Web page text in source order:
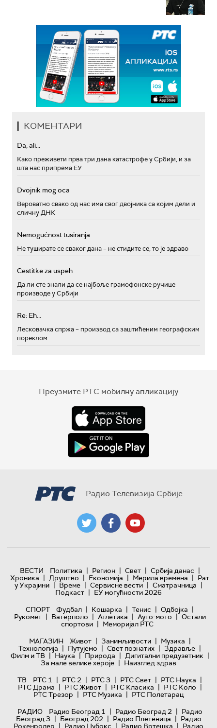
КОМЕНТАРИ
Da, ali...
Како преживети прва три дана катастрофе у Србији, и за
шта нас припрема ЕУ
Dvojnik mog oca
Вероватно свако од нас има свог двојника са којим дели и
сличну ДНК
Nemogućnost tusiranja
Не туширате се сваког дана – не стидите се, то је здраво
Cestitke za uspeh
Да ли сте знали да се најбоље грамофонске ручице
производе у Србији
Re: Eh...
Лесковачка спржа – производ са заштићеним географским
пореклом
Преузмите РТС мобилну апликацију
Радио Телевизија Србије
ВЕСТИ Политика | Регион | Свет | Србија данас |
Хроника | Друштво | Економија | Мерила времена | Рат
у Украјини | Време | Сервисне вести | Сматрачница |
Подкаст | ЕУ могућности 2026
СПОРТ
Фудбал | Кошарка | Тенис | Одбојка |
Рукомет | Ватерполо | Атлетика | Ауто-мото | Остали
спортови | Меморијал РТС
МАГАЗИН
Живот | Занимљивости | Музика |
Технологијa | Путујемо | Свет познатих | Здравље |
Филм и ТВ | Наука | Природа | Дигитални предузетник |
За мале велике хероје | Наизглед здрав
ТВ
РТС 1 | РТС 2 | РТС 3 | РТС Свет | РТС Наука |
РТС Драма | РТС Живот | РТС Класика | РТС Коло |
РТС Трезор | РТС Музика | РТС Полетарац
РАДИО
Радио Београд 1 | Радио Београд 2 | Радио
Београд 3 | Београд 202 | Радио Плетеница | Радио
Рокенролер | Радио Џубокс | Радио Вртешка | Радио